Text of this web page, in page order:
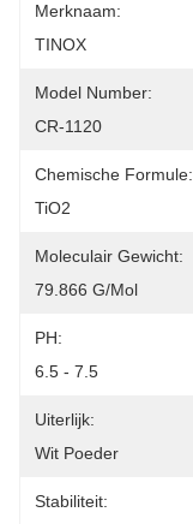
Merknaam:
TINOX
Model Number:
CR-1120
Chemische Formule:
TiO2
Moleculair Gewicht:
79.866 G/mol
PH:
6.5 - 7.5
Uiterlijk:
Wit Poeder
Stabiliteit: